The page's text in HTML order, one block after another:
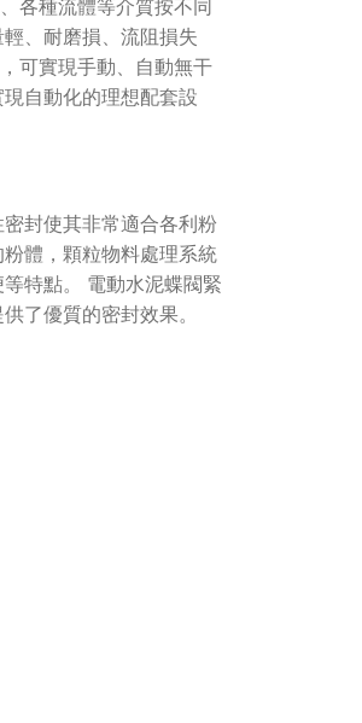
各種流體等介質按不同
、耐磨損、流阻損失
可實現手動、自動無干
自動化的理想配套設
封使其非常適合各利粉
體，顆粒物料處理系統
特點。 電動水泥蝶閥緊
了優質的密封效果。